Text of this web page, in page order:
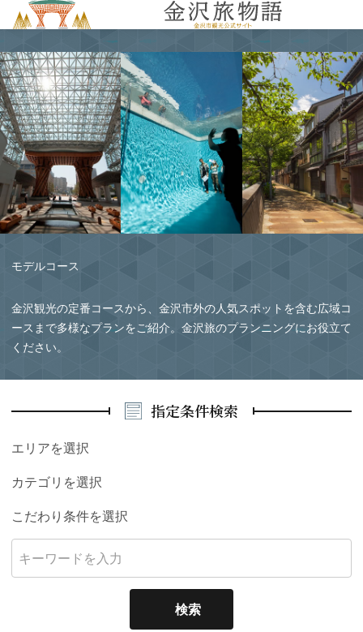
モデルコース
金沢観光の定番コースから、金沢市外の人気スポットを含む広域コ
ースまで多様なプランをご紹介。金沢旅のプランニングにお役立て
ください。
指定条件検索
エリアを選択
カテゴリを選択
こだわり条件を選択
検索